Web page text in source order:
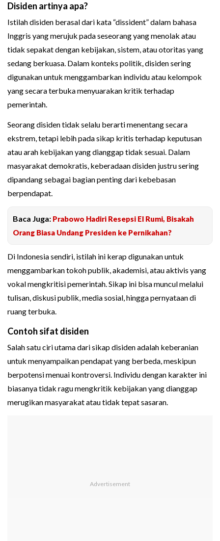
Disiden artinya apa?
Istilah disiden berasal dari kata “dissident” dalam bahasa
Inggris yang merujuk pada seseorang yang menolak atau
tidak sepakat dengan kebijakan, sistem, atau otoritas yang
sedang berkuasa. Dalam konteks politik, disiden sering
digunakan untuk menggambarkan individu atau kelompok
yang secara terbuka menyuarakan kritik terhadap
pemerintah.
Seorang disiden tidak selalu berarti menentang secara
ekstrem, tetapi lebih pada sikap kritis terhadap keputusan
atau arah kebijakan yang dianggap tidak sesuai. Dalam
masyarakat demokratis, keberadaan disiden justru sering
dipandang sebagai bagian penting dari kebebasan
berpendapat.
Baca Juga: Prabowo Hadiri Resepsi El Rumi, Bisakah
Orang Biasa Undang Presiden ke Pernikahan?
Di Indonesia sendiri, istilah ini kerap digunakan untuk
menggambarkan tokoh publik, akademisi, atau aktivis yang
vokal mengkritisi pemerintah. Sikap ini bisa muncul melalui
tulisan, diskusi publik, media sosial, hingga pernyataan di
ruang terbuka.
Contoh sifat disiden
Salah satu ciri utama dari sikap disiden adalah keberanian
untuk menyampaikan pendapat yang berbeda, meskipun
berpotensi menuai kontroversi. Individu dengan karakter ini
biasanya tidak ragu mengkritik kebijakan yang dianggap
merugikan masyarakat atau tidak tepat sasaran.